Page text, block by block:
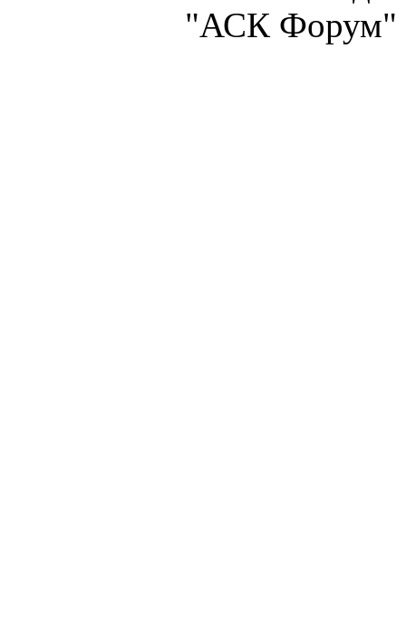
"АСК Форум"